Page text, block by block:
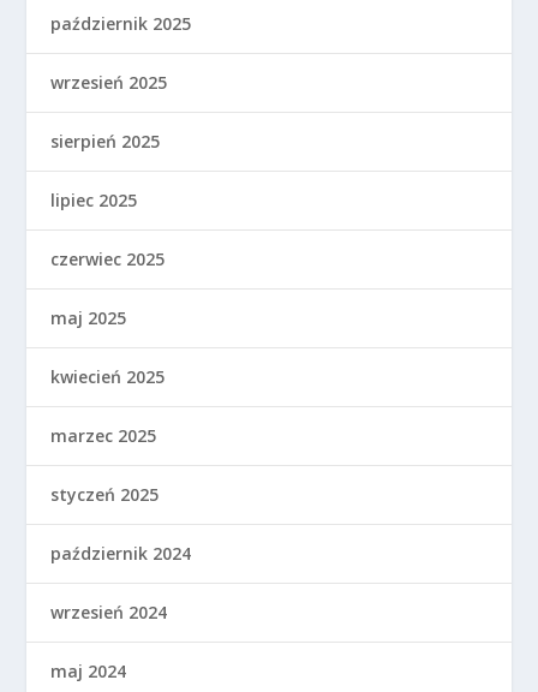
październik 2025
wrzesień 2025
sierpień 2025
lipiec 2025
czerwiec 2025
maj 2025
kwiecień 2025
marzec 2025
styczeń 2025
październik 2024
wrzesień 2024
maj 2024